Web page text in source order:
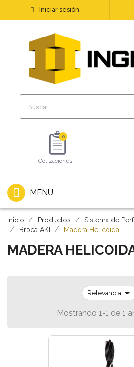
Iniciar sesión
0
Cotizaciones
MENU
Inicio Productos
Sistema de
Broca AKI
Madera Helicoidal
MADERA
Relevancia
Mostrando 1-1 de 1